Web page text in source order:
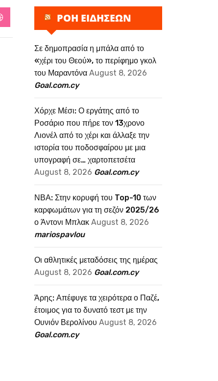
ΡΟΗ ΕΙΔΗΣΕΩΝ
Σε δημοπρασία η μπάλα από το
«χέρι του Θεού», το περίφημο γκολ
του Μαραντόνα August 8, 2026
Goal.com.cy
Χόρχε Μέσι: Ο εργάτης από το
Ροσάριο που πήρε τον 13χρονο
Λιονέλ από το χέρι και άλλαξε την
ιστορία του ποδοσφαίρου με μια
υπογραφή σε… χαρτοπετσέτα
August 8, 2026 Goal.com.cy
ΝΒΑ: Στην κορυφή του Top-10 των
καρφωμάτων για τη σεζόν 2025/26
ο Άντονι Μπλακ August 8, 2026
mariospavlou
Οι αθλητικές μεταδόσεις της ημέρας
August 8, 2026 Goal.com.cy
Άρης: Απέφυγε τα χειρότερα ο Παζέ,
έτοιμος για το δυνατό τεστ με την
Ουνιόν Βερολίνου August 8, 2026
Goal.com.cy